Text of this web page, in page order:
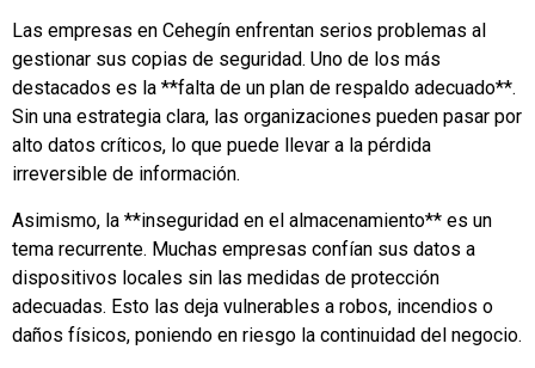
Las empresas en Cehegín enfrentan serios problemas al
gestionar sus copias de seguridad. Uno de los más
destacados es la **falta de un plan de respaldo adecuado**.
Sin una estrategia clara, las organizaciones pueden pasar por
alto datos críticos, lo que puede llevar a la pérdida
irreversible de información.
Asimismo, la **inseguridad en el almacenamiento** es un
tema recurrente. Muchas empresas confían sus datos a
dispositivos locales sin las medidas de protección
adecuadas. Esto las deja vulnerables a robos, incendios o
daños físicos, poniendo en riesgo la continuidad del negocio.